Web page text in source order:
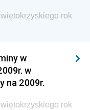
rok
w
w
na 2009r.
rok